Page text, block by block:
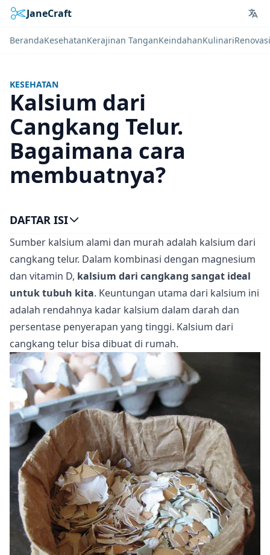
JaneCraft
BerandaKesehatanKerajinan TanganKeindahanKulinariRenovasi
KESEHATAN
Kalsium dari
Cangkang Telur.
Bagaimana cara
membuatnya?
Sumber kalsium alami dan murah adalah kalsium dari
cangkang telur. Dalam kombinasi dengan magnesium
dan vitamin D, kalsium dari cangkang sangat ideal
untuk tubuh kita. Keuntungan utama dari kalsium ini
adalah rendahnya kadar kalsium dalam darah dan
persentase penyerapan yang tinggi. Kalsium dari
cangkang telur bisa dibuat di rumah.
DAFTAR ISI